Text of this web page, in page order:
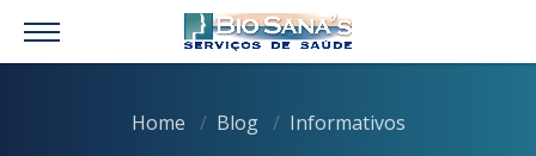
Home Blog Informativos